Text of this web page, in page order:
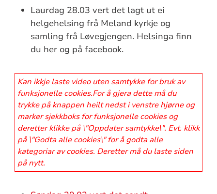
Laurdag 28.03 vert det lagt ut ei
helgehelsing frå Meland kyrkje og
samling frå Løvegjengen. Helsinga finn
du her og på facebook.
Kan ikkje laste video uten samtykke for bruk av
funksjonelle cookies.For å gjera dette må du
trykke på knappen heilt nedst i venstre hjørne og
marker sjekkboks for funksjonelle cookies og
deretter klikke på \"Oppdater samtykke\". Evt. klikk
på \"Godta alle cookies\" for å godta alle
kategoriar av cookies. Deretter må du laste siden
på nytt.